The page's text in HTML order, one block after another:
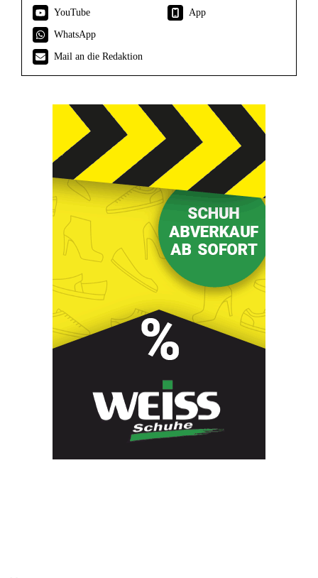
YouTube
App
WhatsApp
Mail an die Redaktion